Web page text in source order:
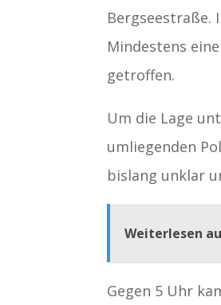
Bergseestraße.
Mindestens
getroffen.
Um die Lage
umliegenden
bislang unklar
Weiterlesen
Gegen 5 Uhr